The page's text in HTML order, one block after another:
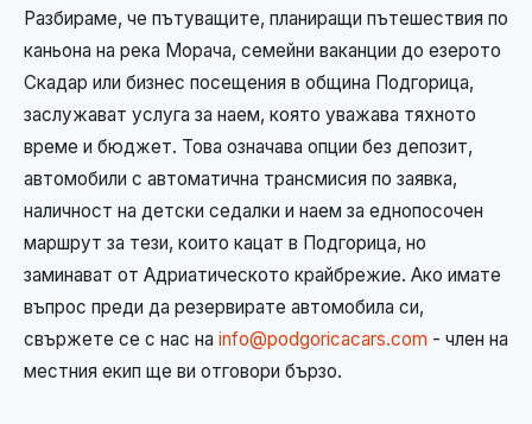
Разбираме, че пътуващите, планиращи пътешествия по
каньона на река Морача, семейни ваканции до езерото
Скадар или бизнес посещения в община Подгорица,
заслужават услуга за наем, която уважава тяхното
време и бюджет. Това означава опции без депозит,
автомобили с автоматична трансмисия по заявка,
наличност на детски седалки и наем за еднопосочен
маршрут за тези, които кацат в Подгорица, но
заминават от Адриатическото крайбрежие. Ако имате
въпрос преди да резервирате автомобила си,
свържете се с нас на info@podgoricacars.com - член на
местния екип ще ви отговори бързо.